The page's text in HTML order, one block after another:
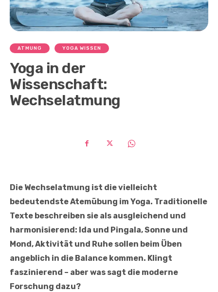
ATMUNG YOGA WISSEN
Yoga in der
Wissenschaft:
Wechselatmung
Die Wechselatmung ist die vielleicht
bedeutendste Atemübung im Yoga. Traditionelle
Texte beschreiben sie als ausgleichend und
harmonisierend: Ida und Pingala, Sonne und
Mond, Aktivität und Ruhe sollen beim Üben
angeblich in die Balance kommen. Klingt
faszinierend – aber was sagt die moderne
Forschung dazu?